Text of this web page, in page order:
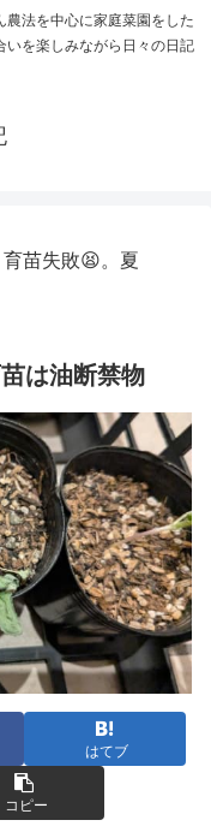
法を中心に家庭菜園をした
いを楽しみながら日々の日記
育苗失敗😫。夏
は油断禁物
はてブ
コピー